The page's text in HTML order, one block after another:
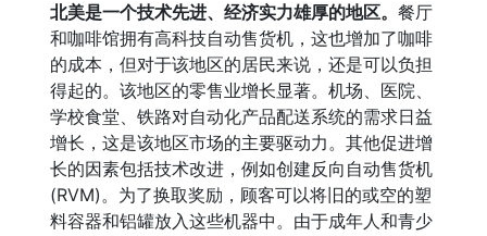
北美是一个技术先进、经济实力雄厚的地区。 餐厅
和咖啡馆拥有高科技自动售货机，这也增加了咖啡
的成本，但对于该地区的居民来说，还是可以负担
得起的。该地区的零售业增长显著。机场、医院、
学校食堂、铁路对自动化产品配送系统的需求日益
增长，这是该地区市场的主要驱动力。其他促进增
长的因素包括技术改进，例如创建反向自动售货机
(RVM)。为了换取奖励，顾客可以将旧的或空的塑
料容器和铝罐放入这些机器中。由于成年人和青少